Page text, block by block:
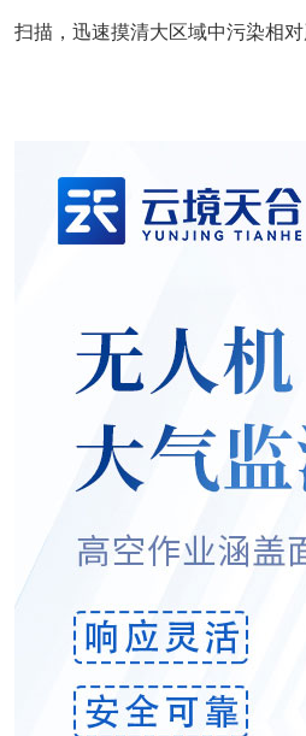
扫描，迅速摸清大区域中污染相对